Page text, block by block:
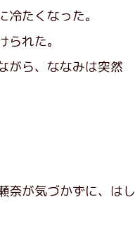
たくなった。
れた。
がら、ななみは突然
奈が気づかずに、はし